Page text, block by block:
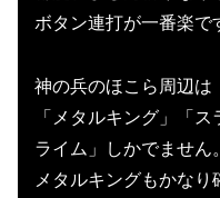
ボタン連打が一番楽で
神の兵のほこら周辺は
「メタルキング」「
ライム」しかでません。
メタルキングもかなり